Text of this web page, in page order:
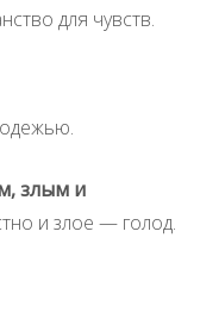
для чувств.
злым и
и злое — голод.